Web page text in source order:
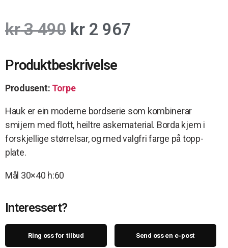
kr3 490 kr 2 967
Produktbeskrivelse
Produsent: Torpe
Hauk er ein moderne bordserie som kombinerar
smijern med flott, heiltre askematerial. Borda kjem i
forskjellige størrelsar, og med valgfri farge på topp-
plate.
Mål 30×40 h:60
Interessert?
Ring oss for tilbud Send oss en e-post